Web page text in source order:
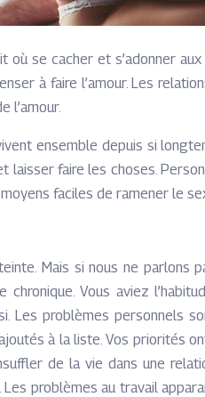
se cacher et s’adonner
à faire l’amour. Les
l’amour.
ensemble depuis si
faire les choses.
faciles de ramener le
Mais si nous ne
Vous aviez
Les problèmes personnels
à la liste. Vos priorités
de la vie dans une
problèmes au travail